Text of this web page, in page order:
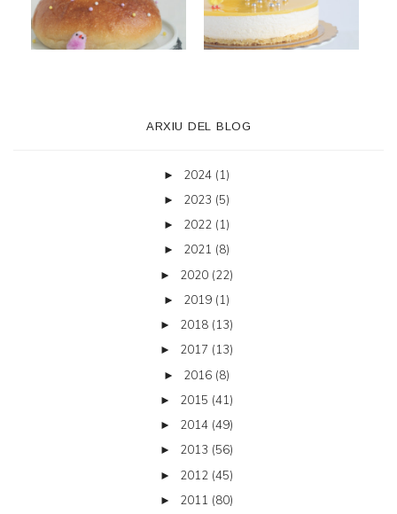
ARXIU DEL BLOG
► 2024 (1)
► 2023 (5)
► 2022 (1)
► 2021 (8)
► 2020 (22)
► 2019 (1)
► 2018 (13)
► 2017 (13)
► 2016 (8)
► 2015 (41)
► 2014 (49)
► 2013 (56)
► 2012 (45)
► 2011 (80)